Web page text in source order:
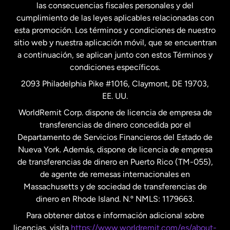
Malasia
Nueva Zelanda
Países Bajos
Suecia
las consecuencias fiscales personales y del
cumplimiento de las leyes aplicables relacionadas con
esta promoción. Los términos y condiciones de nuestro
sitio web y nuestra aplicación móvil, que se encuentran
a continuación, se aplican junto con estos Términos y
condiciones específicos.
2093 Philadelphia Pike #1016, Claymont, DE 19703,
EE. UU.
WorldRemit Corp. dispone de licencia de empresa de
transferencias de dinero concedida por el
Departamento de Servicios Financieros del Estado de
Nueva York. Además, dispone de licencia de empresa
de transferencias de dinero en Puerto Rico (TM-055),
de agente de remesas internacionales en
Massachusetts y de sociedad de transferencias de
dinero en Rhode Island. N.º NMLS: 1179663.
Para obtener datos e información adicional sobre
licencias, visita https://www.worldremit.com/es/about-